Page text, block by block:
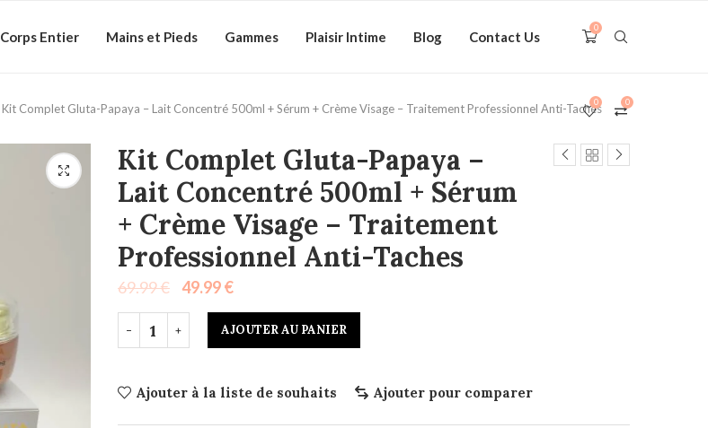
Corps Entier Mains et Pieds Gammes Plaisir Intime Blog Contact Us
0
0
0
Kit Complet Gluta-Papaya – Lait Concentré 500ml + Sérum + Crème Visage – Traitement Professionnel Anti-Taches
Kit Complet Gluta-Papaya –
Lait Concentré 500ml + Sérum
+ Crème Visage – Traitement
Professionnel Anti-Taches
69.99€ 49.99€
AJOUTER AU PANIER
Ajouter à la liste de souhaits Ajouter pour comparer